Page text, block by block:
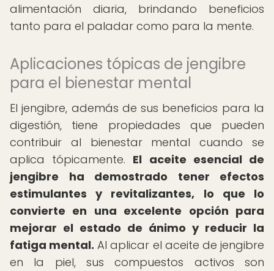
alimentación diaria, brindando beneficios
tanto para el paladar como para la mente.
Aplicaciones tópicas de jengibre
para el bienestar mental
El jengibre, además de sus beneficios para la
digestión, tiene propiedades que pueden
contribuir al bienestar mental cuando se
aplica tópicamente. El aceite esencial de
jengibre ha demostrado tener efectos
estimulantes y revitalizantes, lo que lo
convierte en una excelente opción para
mejorar el estado de ánimo y reducir la
fatiga mental. Al aplicar el aceite de jengibre
en la piel, sus compuestos activos son